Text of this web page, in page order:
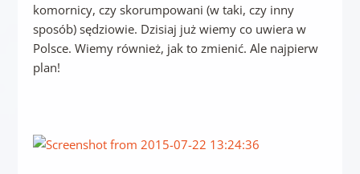
komornicy, czy skorumpowani (w taki, czy inny
sposób) sędziowie. Dzisiaj już wiemy co uwiera w
Polsce. Wiemy również, jak to zmienić. Ale najpierw
plan!